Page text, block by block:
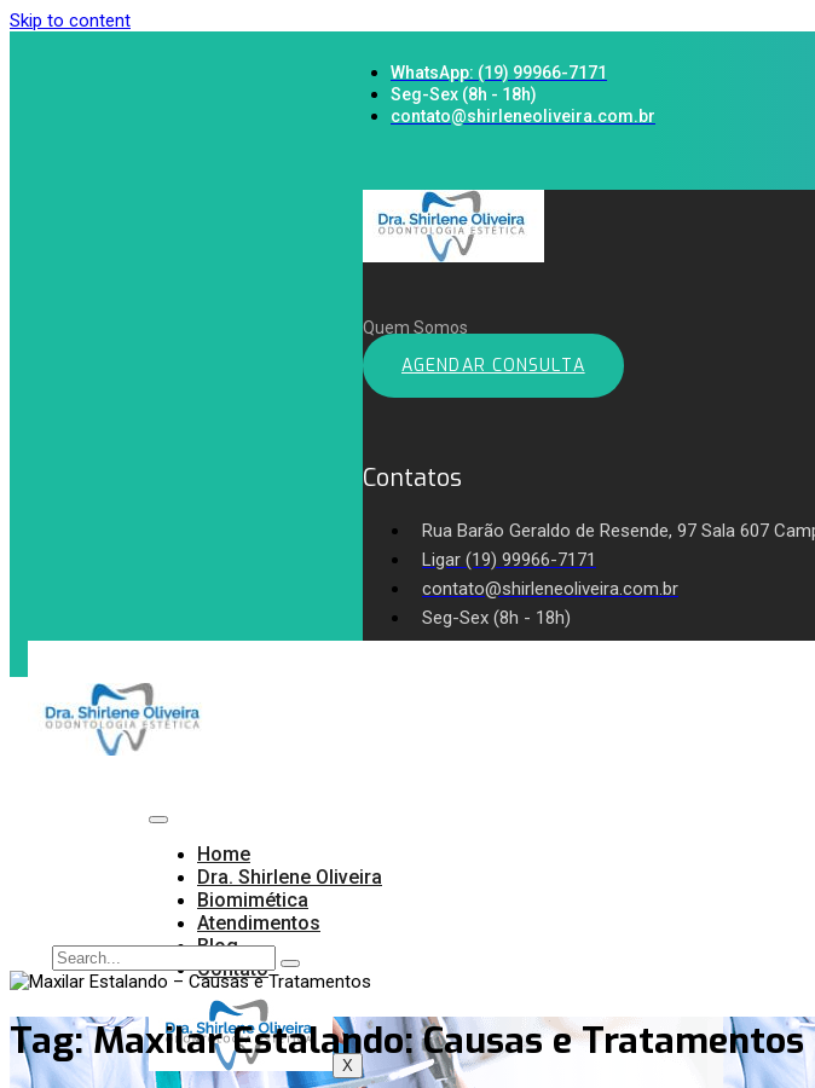
Skip to content
WhatsApp: (19) 99966-7171
Seg-Sex (8h - 18h)
contato@shirleneoliveira.com.br
Quem Somos
AGENDAR CONSULTA
Contatos
Rua Barão Geraldo de Resende, 97 Sala 607
Ligar (19) 99966-7171
contato@shirleneoliveira.com.br
Seg-Sex (8h - 18h)
Home
Dra. Shirlene Oliveira
Biomimética
Atendimentos
Blog
Contato
X
Tag:Maxilar Estalando: Causas e